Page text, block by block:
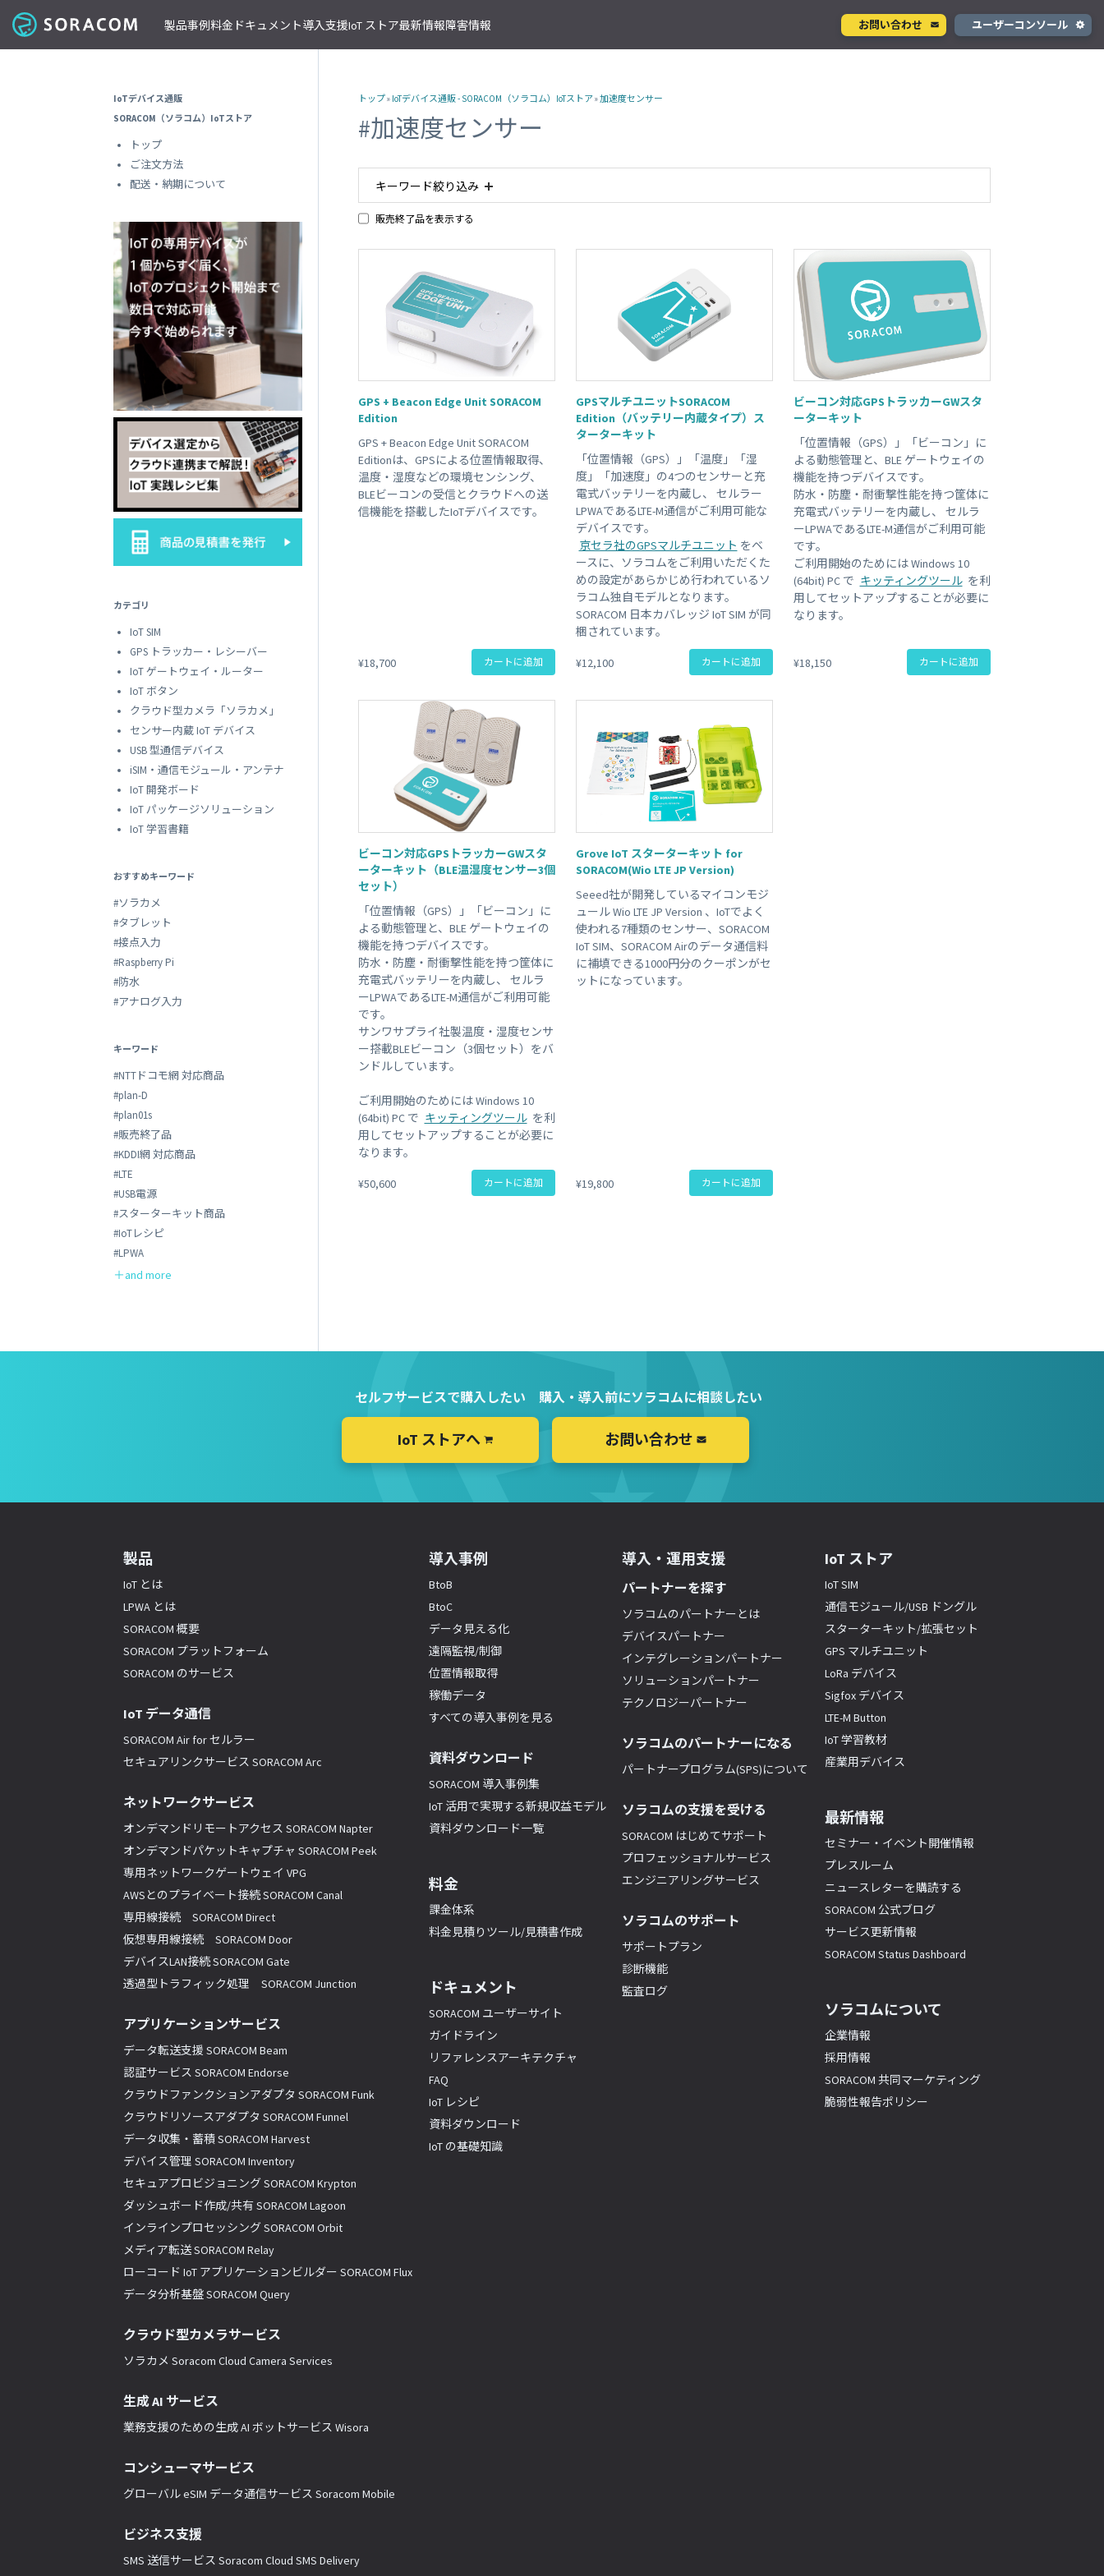
お問い合わせ ユーザーコンソール
製品事例料金 ドキュメント導入支援IoT ストア最新情報障害情報
SORACOM Air for セルラー
セキュアリンクサービス
SORACOM Arc
SORACOM 認定デバイス
動作確認済みモジュール一覧
専用ネットワークゲートウェイ
SORACOM Canal
専用線接続
SORACOM Direct
仮想専用線接続
デバイスLAN接続
透過型トラフィック処理
SORACOM Junction
オンデマンドリモートアクセス
SORACOM Napter
オンデマンドパケットキャプチャ
SORACOM Endorse
SORACOM Funnel
データ収集・蓄積
SORACOM Inventory
セキュアプロビジョニング
SORACOM Krypton
ダッシュボード作成/共有
SORACOM Orbit
メディア転送
SORACOM Relay
ローコード IoT アプリケーションビルダ
ー
SORACOM Flux
データ分析基盤
SORACOM Query
コンシューマサービス
グローバルeSIMデータ通信サービス
Soracom Mobile
ビジネス支援
SMS 送信サービス
Soracom Cloud SMS Delivery
多要素認証サービス
Soracom Cloud MFA
実証実験(Technology preview)
衛星メッセージングサービス
B to B
データ見える化
遠隔監視/制御
すべての導入事例を見る
課金体系
料金見積りツール/見積書作成
SORACOM ユーザーサイト
ガイドライン
資料ダウンロード一覧
ソラコムのパートナーとは
インテグレーションパートナー
ソリューションパートナー
ソラコムのパートナーになる
パートナープログラムについて
お客様と一緒に IoT プロジェクトを推進
デバイス開発～量産のプロセスを支援
ソラコムのサポート
監査ログ
SORACOM IoT ストア
ご注文方法
配送について
おすすめの IoT デバイス
ビーコン対応 GPS トラッカー GW
1台で GPS と BLE ゲートウェイの2役
GPS マルチユニット
おてがる可視化デバイス
LTE-M Button for Enterprise
クラウド接続 IoT ボタン
LTE-M Button Plus
接点端子付き IoT ボタン
IoT 開発ボード
クラウド型カメラ「ソラカメ」
IoT 学習書籍
セミナー・イベント開催情報
プレスルーム
サービス更新情報
SORACOM Status Dashboard
株式会社ソラコム Facebook ページ
企業情報
トップ» IoTデバイス通販 - SORACOM（ソラコム）IoTストア»加速度センサー
#加速度センサー
キーワード絞り込み
#NTTドコモ網 対応商品 #気圧センサー
#ソフトバンク網 対応商品 #加速度センサー #LTE-M #スターターキット商品
#plan-KM1 #磁気センサー #超音波センサー #LTE #ボタン #planX1 #販売終了品
#ゲートウェイ #plan-DU #ブザー #USB電源 #KDDI網 対応商品
#plan01s-LDV
販売終了品を表示する
GPS + Beacon Edge Unit SORACOM
Edition
GPS + Beacon Edge Unit SORACOM
Editionは、GPSによる位置情報取得、
温度・湿度などの環境センシング、
BLEビーコンの受信とクラウドへの送
信機能を搭載したIoTデバイスです。
¥18,700 カートに追加
GPSマルチユニットSORACOM
Edition（バッテリー内蔵タイプ）ス
ターターキット
「位置情報（GPS）」「温度」「湿
度」「加速度」の4つのセンサーと充
電式バッテリーを内蔵し、 セルラー
LPWAであるLTE-M通信がご利用可能な
デバイスです。
京セラ社のGPSマルチユニット をベ
ースに、ソラコムをご利用いただくた
めの設定があらかじめ行われているソ
ラコム独自モデルとなります。
SORACOM 日本カバレッジ IoT SIM が同
梱されています。
¥12,100 カートに追加
ビーコン対応GPSトラッカーGWスタ
ーターキット
「位置情報（GPS）」「ビーコン」に
よる動態管理と、BLE ゲートウェイの
機能を持つデバイスです。
防水・防塵・耐衝撃性能を持つ筐体に
充電式バッテリーを内蔵し、 セルラ
ーLPWAであるLTE-M通信がご利用可能
です。
ご利用開始のためには Windows 10
(64bit) PC で キッティングツール を利
用してセットアップすることが必要に
なります。
¥18,150 カートに追加
ビーコン対応GPSトラッカーGWスタ
ーターキット（BLE温湿度センサー3個
セット）
「位置情報（GPS）」「ビーコン」に
よる動態管理と、BLE ゲートウェイの
機能を持つデバイスです。
防水・防塵・耐衝撃性能を持つ筐体に
充電式バッテリーを内蔵し、 セルラ
ーLPWAであるLTE-M通信がご利用可能
です。
サンワサプライ社製温度・湿度センサ
ー搭載BLEビーコン（3個セット）をバ
ンドルしています。
ご利用開始のためには Windows 10
(64bit) PC で キッティングツール を利
用してセットアップすることが必要に
なります。
¥50,600 カートに追加
Grove IoT スターターキット for
SORACOM(Wio LTE JP Version)
Seeed社が開発しているマイコンモジ
ュール Wio LTE JP Version 、IoTでよく
使われる7種類のセンサー、SORACOM
IoT SIM、SORACOM Airのデータ通信料
に補填できる1000円分のクーポンがセ
ットになっています。
¥19,800 カートに追加
IoTデバイス通販
SORACOM（ソラコム）IoTストア
トップ
ご注文方法
配送・納期について
カテゴリ
IoT SIM
GPS トラッカー・レシーバー
IoT ゲートウェイ・ルーター
IoT ボタン
クラウド型カメラ「ソラカメ」
センサー内蔵 IoT デバイス
USB 型通信デバイス
iSIM・通信モジュール・アンテナ
IoT 開発ボード
IoT パッケージソリューション
IoT 学習書籍
おすすめキーワード
#ソラカメ
#タブレット
#接点入力
#Raspberry Pi
#防水
#アナログ入力
キーワード
#NTTドコモ網 対応商品
#plan-D
#plan01s
#販売終了品
#KDDI網 対応商品
#LTE
#USB電源
#スターターキット商品
#IoTレシピ
#LPWA
セルフサービスで購入したい
IoT ストアへ
購入・導入前にソラコムに相談したい
お問い合わせ
製品
IoT とは
LPWA とは
SORACOM 概要
SORACOM プラットフォーム
SORACOM のサービス
IoT データ通信
SORACOM Air for セルラー
セキュアリンクサービス SORACOM Arc
ネットワークサービス
オンデマンドリモートアクセス SORACOM Napter
オンデマンドパケットキャプチャ SORACOM Peek
専用ネットワークゲートウェイ VPG
AWSとのプライベート接続 SORACOM Canal
専用線接続 SORACOM Direct
仮想専用線接続 SORACOM Door
デバイスLAN接続 SORACOM Gate
透過型トラフィック処理 SORACOM Junction
アプリケーションサービス
データ転送支援 SORACOM Beam
認証サービス SORACOM Endorse
クラウドファンクションアダプタ SORACOM Funk
クラウドリソースアダプタ SORACOM Funnel
データ収集・蓄積 SORACOM Harvest
デバイス管理 SORACOM Inventory
セキュアプロビジョニング SORACOM Krypton
ダッシュボード作成/共有 SORACOM Lagoon
インラインプロセッシング SORACOM Orbit
メディア転送 SORACOM Relay
ローコード IoT アプリケーションビルダー SORACOM Flux
データ分析基盤 SORACOM Query
クラウド型カメラサービス
ソラカメ Soracom Cloud Camera Services
生成 AI サービス
業務支援のための生成 AI ボットサービス Wisora
コンシューマサービス
グローバル eSIM データ通信サービス Soracom Mobile
ビジネス支援
SMS 送信サービス Soracom Cloud SMS Delivery
導入事例
BtoB
BtoC
データ見える化
遠隔監視/制御
位置情報取得
稼働データ
すべての導入事例を見る
資料ダウンロード
SORACOM 導入事例集
IoT 活用で実現する新規収益モデル
資料ダウンロード一覧
料金
課金体系
料金見積りツール/見積書作成
ドキュメント
SORACOM ユーザーサイト
ガイドライン
リファレンスアーキテクチャ
FAQ
IoT レシピ
資料ダウンロード
IoT の基礎知識
導入・運用支援
パートナーを探す
ソラコムのパートナーとは
デバイスパートナー
インテグレーションパートナー
ソリューションパートナー
テクノロジーパートナー
ソラコムのパートナーになる
パートナープログラム(SPS)について
ソラコムの支援を受ける
SORACOM はじめてサポート
プロフェッショナルサービス
エンジニアリングサービス
ソラコムのサポート
サポートプラン
診断機能
監査ログ
IoT ストア
IoT SIM
通信モジュール/USB ドングル
スターターキット/拡張セット
GPS マルチユニット
LoRa デバイス
Sigfox デバイス
LTE-M Button
IoT 学習教材
産業用デバイス
最新情報
セミナー・イベント開催情報
プレスルーム
ニュースレターを購読する
SORACOM 公式ブログ
サービス更新情報
SORACOM Status Dashboard
ソラコムについて
企業情報
採用情報
SORACOM 共同マーケティング
脆弱性報告ポリシー